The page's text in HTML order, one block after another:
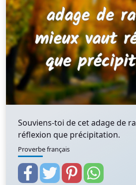
Souviens-toi de cet adage de
réflexion que précipitation.
Proverbe français